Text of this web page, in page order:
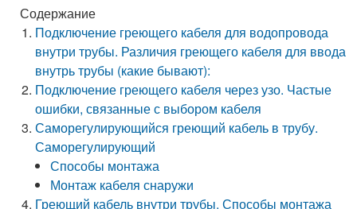
Содержание
Подключение греющего кабеля для водопровода
внутри трубы. Различия греющего кабеля для ввода
внутрь трубы (какие бывают):
Подключение греющего кабеля через узо. Частые
ошибки, связанные с выбором кабеля
Саморегулирующийся греющий кабель в трубу.
Саморегулирующий
Способы монтажа
Монтаж кабеля снаружи
Греющий кабель внутри трубы. Способы монтажа